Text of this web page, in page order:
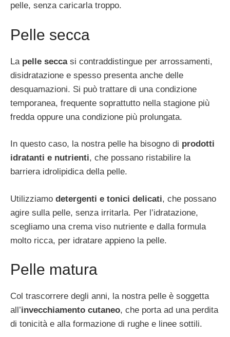
pelle, senza caricarla troppo.
Pelle secca
La pelle seccasi contraddistingue per arrossamenti,
disidratazione e spesso presenta anche delle
desquamazioni. Si può trattare di una condizione
temporanea, frequente soprattutto nella stagione più
fredda oppure una condizione più prolungata.
In questo caso, la nostra pelle ha bisogno di prodotti
idratanti e nutrienti, che possano ristabilire la
barriera idrolipidica della pelle.
Utilizziamo detergenti e tonici delicati, che possano
agire sulla pelle, senza irritarla. Per l’idratazione,
scegliamo una crema viso nutriente e dalla formula
molto ricca, per idratare appieno la pelle.
Pelle matura
Col trascorrere degli anni, la nostra pelle è soggetta
all’invecchiamento cutaneo, che porta ad una perdita
di tonicità e alla formazione di rughe e linee sottili.